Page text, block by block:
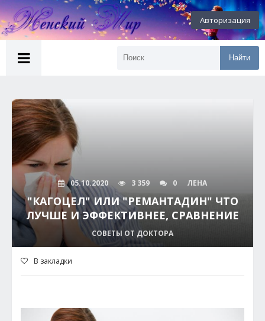
Авторизация
Найти
05.10.2020 3 359 0 ЛЕНА
"КАГОЦЕЛ" ИЛИ "РЕМАНТАДИН" ЧТО
ЛУЧШЕ И ЭФФЕКТИВНЕЕ, СРАВНЕНИЕ
СОВЕТЫ ОТ ДОКТОРА
В закладки